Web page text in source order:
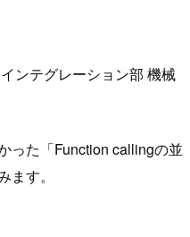
ンテグレーション部 機械
った「Function callingの並
す。